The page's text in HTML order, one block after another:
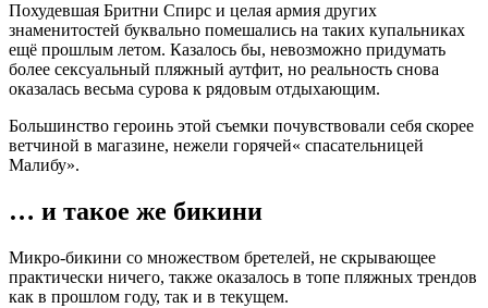
Похудевшая Бритни Спирс и целая армия других
знаменитостей буквально помешались на таких купальниках
ещё прошлым летом. Казалось бы, невозможно придумать
более сексуальный пляжный аутфит, но реальность снова
оказалась весьма сурова к рядовым отдыхающим.
Большинство героинь этой съемки почувствовали себя скорее
ветчиной в магазине, нежели горячей« спасательницей
Малибу».
… и такое же бикини
Микро-бикини со множеством бретелей, не скрывающее
практически ничего, также оказалось в топе пляжных трендов
как в прошлом году, так и в текущем.